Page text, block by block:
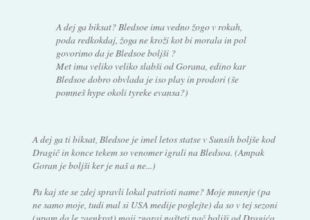
A dej ga biksat? Bledsoe ima vedno žogo v rokah,
poda redkokdaj, žoga ne kroži kot bi morala in pol
govorimo da je Bledsoe boljši ?
Met ima veliko veliko slabši od Gorana, edino kar
Bledsoe dobro obvlada je iso play in prodori (še
pomneš hype okoli tyreke evansa?)
A dej ga ti biksat, Bledsoe je imel letos statse v Sunsih boljše kod
Dragič in konce tekem so venomer igrali na Bledsoa. (Ampak
Goran je boljši ker je naš a ne...)
Pa kaj ste se zdej spravli lokal patrioti name? Moje mnenje (pa
ne samo moje, tudi mal si USA medije poglejte) da so v tej sezoni